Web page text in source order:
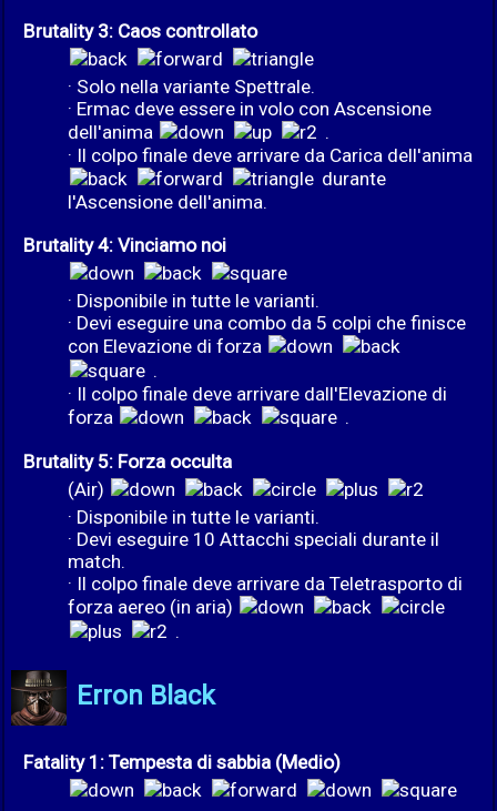
Brutality 3: Caos controllato
· Solo nella variante Spettrale.
· Ermac deve essere in volo con Ascensione
dell'anima
.
· Il colpo finale deve arrivare da Carica dell'anima
durante
l'Ascensione dell'anima.
Brutality 4: Vinciamo noi
· Disponibile in tutte le varianti.
· Devi eseguire una combo da 5 colpi che finisce
con Elevazione di forza
.
· Il colpo finale deve arrivare dall'Elevazione di
forza
.
Brutality 5: Forza occulta
(Air)
· Disponibile in tutte le varianti.
· Devi eseguire 10 Attacchi speciali durante il
match.
· Il colpo finale deve arrivare da Teletrasporto di
forza aereo (in aria)
.
Erron Black
Fatality 1: Tempesta di sabbia (Medio)